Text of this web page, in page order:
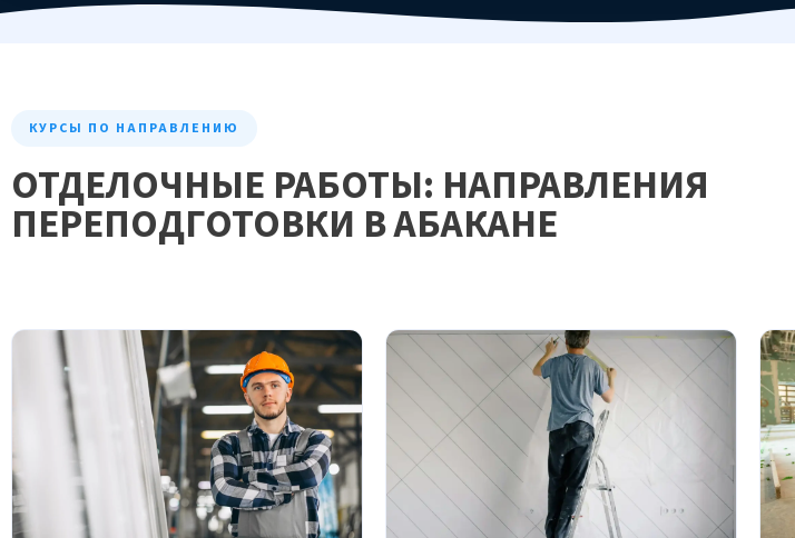
КУРСЫ ПО НАПРАВЛЕНИЮ
ОТДЕЛОЧНЫЕ РАБОТЫ: НАПРАВЛЕНИЯ
ПЕРЕПОДГОТОВКИ В АБАКАНЕ